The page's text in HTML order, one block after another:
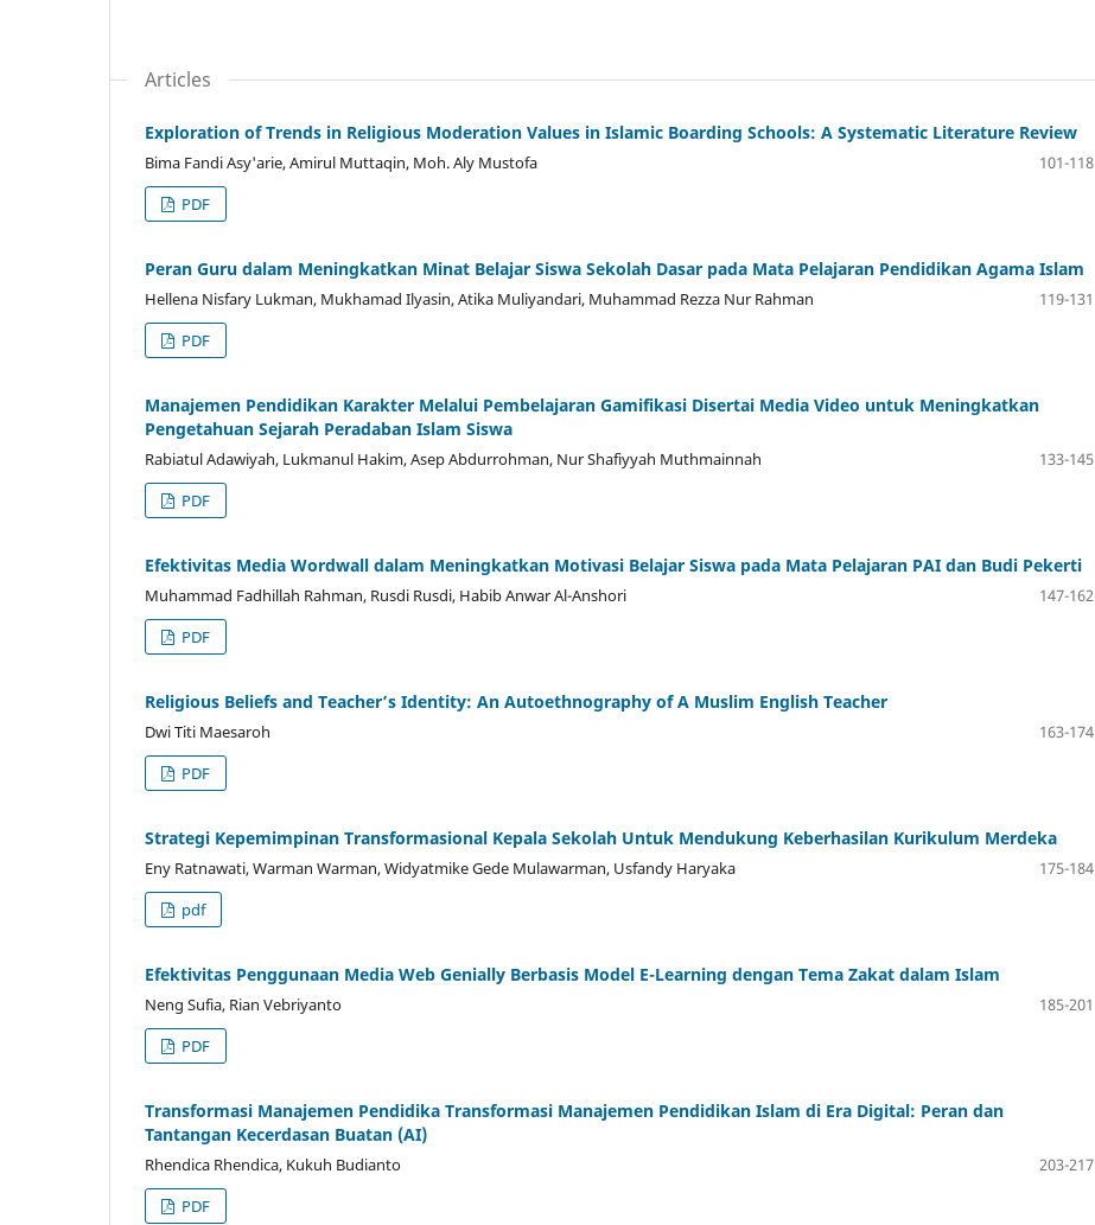
Articles
Exploration of Trends in Religious Moderation Values in Islamic Boarding Schools: A Systematic Literature Review
Bima Fandi Asy'arie, Amirul Muttaqin, Moh. Aly Mustofa
101-118
PDF
Peran Guru dalam Meningkatkan Minat Belajar Siswa Sekolah Dasar pada Mata Pelajaran Pendidikan Agama Islam
Hellena Nisfary Lukman, Mukhamad Ilyasin, Atika Muliyandari, Muhammad Rezza Nur Rahman
119-131
PDF
Manajemen Pendidikan Karakter Melalui Pembelajaran Gamifikasi Disertai Media Video untuk Meningkatkan
Pengetahuan Sejarah Peradaban Islam Siswa
Rabiatul Adawiyah, Lukmanul Hakim, Asep Abdurrohman, Nur Shafiyyah Muthmainnah
133-145
PDF
Efektivitas Media Wordwall dalam Meningkatkan Motivasi Belajar Siswa pada Mata Pelajaran PAI dan Budi Pekerti
Muhammad Fadhillah Rahman, Rusdi Rusdi, Habib Anwar Al-Anshori
147-162
PDF
Religious Beliefs and Teacher’s Identity: An Autoethnography of A Muslim English Teacher
Dwi Titi Maesaroh
163-174
PDF
Strategi Kepemimpinan Transformasional Kepala Sekolah Untuk Mendukung Keberhasilan Kurikulum Merdeka
Eny Ratnawati, Warman Warman, Widyatmike Gede Mulawarman, Usfandy Haryaka
175-184
pdf
Efektivitas Penggunaan Media Web Genially Berbasis Model E-Learning dengan Tema Zakat dalam Islam
Neng Sufia, Rian Vebriyanto
185-201
PDF
Transformasi Manajemen Pendidika Transformasi Manajemen Pendidikan Islam di Era Digital: Peran dan
Tantangan Kecerdasan Buatan (AI)
Rhendica Rhendica, Kukuh Budianto
203-217
PDF